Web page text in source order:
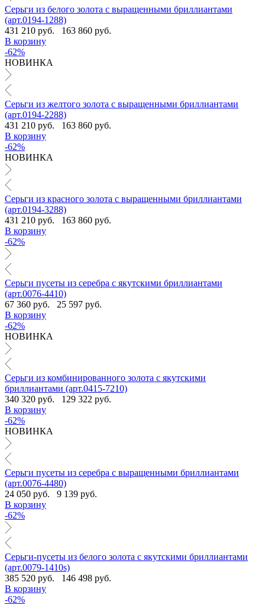
Серьги из белого золота с выращенными бриллиантами
(арт.0194-1288)
431 210 руб.
163 860 руб.
В корзину
-62%
НОВИНКА
Серьги из желтого золота с выращенными бриллиантами
(арт.0194-2288)
431 210 руб.
163 860 руб.
В корзину
-62%
НОВИНКА
Серьги из красного золота с выращенными бриллиантами
(арт.0194-3288)
431 210 руб.
163 860 руб.
В корзину
-62%
Серьги пусеты из серебра с якутскими бриллиантами
(арт.0076-4410)
67 360 руб.
25 597 руб.
В корзину
-62%
НОВИНКА
Серьги из комбинированного золота с якутскими
бриллиантами (арт.0415-7210)
340 320 руб.
129 322 руб.
В корзину
-62%
НОВИНКА
Серьги пусеты из серебра с выращенными бриллиантами
(арт.0076-4480)
24 050 руб.
9 139 руб.
В корзину
-62%
Серьги-пусеты из белого золота с якутскими бриллиантами
(арт.0079-1410s)
385 520 руб.
146 498 руб.
В корзину
-62%